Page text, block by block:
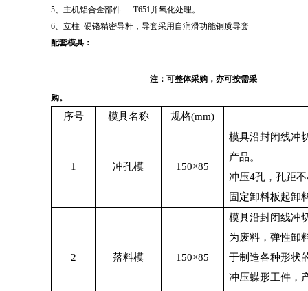
5、主机铝合金部件 T651并氧化处理。
6、立柱 硬铬精密导杆，导套采用自润滑功能铜质导套
配套模具：
注：可整体采购，亦可按需采
购。
序号 模具名称 规格(mm)
1 冲孔模 150×85
模具沿封闭线冲
产品。
冲压4孔，孔距
固定卸料板起卸
2 落料模 150×85
模具沿封闭线冲
为废料，弹性卸
于制造各种形状
冲压蝶形工件，